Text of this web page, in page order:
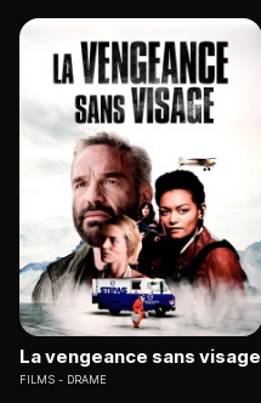
La vengeance sans visage
FILMS DRAME